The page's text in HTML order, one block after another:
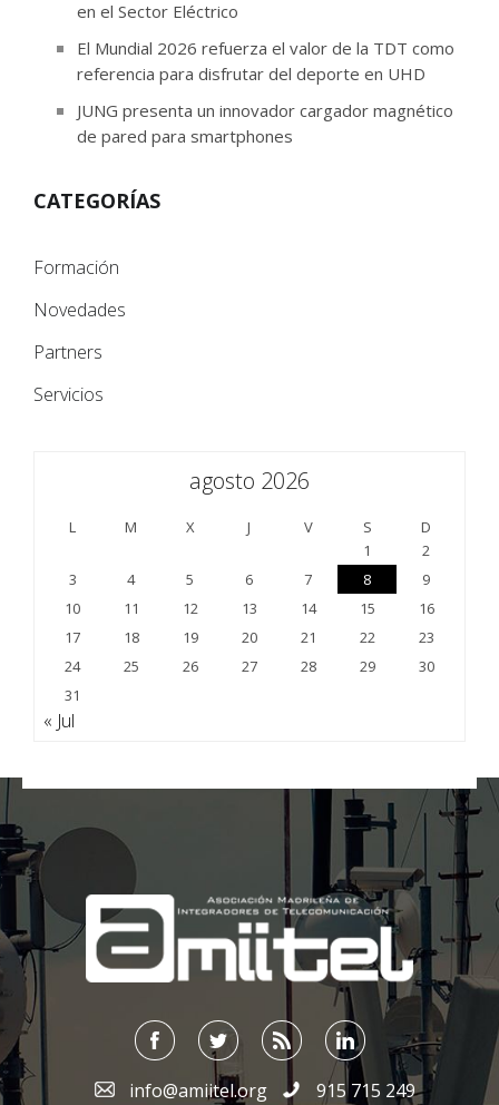
en el Sector Eléctrico
El Mundial 2026 refuerza el valor de la TDT como
referencia para disfrutar del deporte en UHD
JUNG presenta un innovador cargador magnético
de pared para smartphones
CATEGORÍAS
Formación
Novedades
Partners
Servicios
agosto 2026
L M X J V S
D
1
2
3
4 5 6 7 8
9
10
11 12 13 14 15
16
17
18 19 20 21 22
23
24
25 26 27 28 29
30
31
« Jul
;
info@amiitel.org 915 715 249